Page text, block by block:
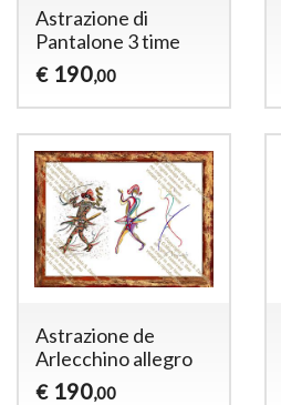
Astrazione di
Pantalone 3 time
€ 190,00
Astrazione de
Arlecchino allegro
€ 190,00